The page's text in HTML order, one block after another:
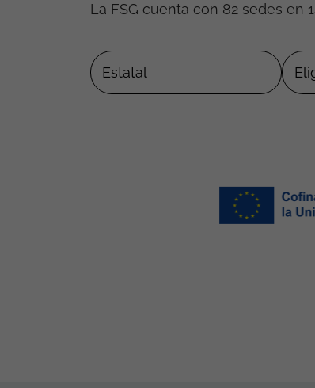
La FSG cuenta con 82 sedes en